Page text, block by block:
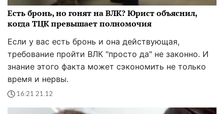
Есть бронь, но гонят на ВЛК? Юрист объяснил,
когда ТЦК превышает полномочия
Если у вас есть бронь и она действующая,
требование пройти ВЛК "просто да" не законно. И
знание этого факта может сэкономить не только
время и нервы.
16:21 21.12